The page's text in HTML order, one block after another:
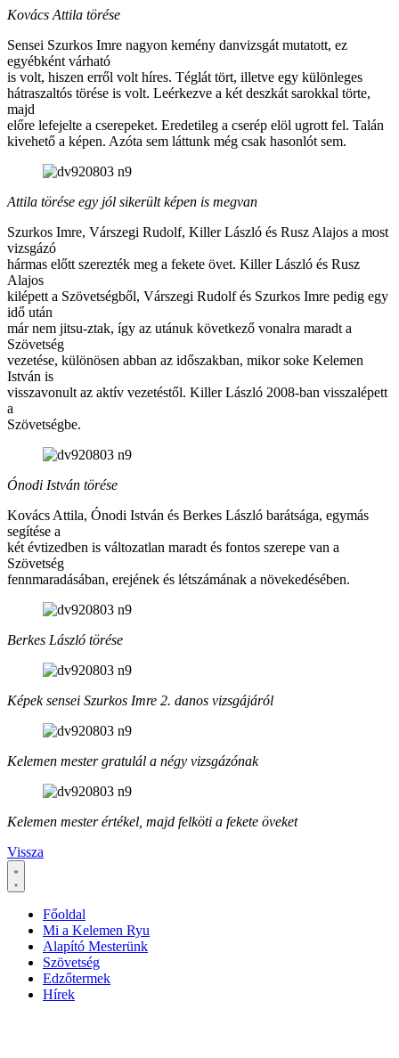
Kovács Attila törése
Sensei Szurkos Imre nagyon kemény danvizsgát mutatott, ez
egyébként várható
is volt, hiszen erről volt híres. Téglát tört, illetve egy különleges
hátraszaltós törése is volt. Leérkezve a két deszkát sarokkal törte,
majd
előre lefejelte a cserepeket. Eredetileg a cserép elöl ugrott fel. Talán
kivehető a képen. Azóta sem láttunk még csak hasonlót sem.
Attila törése egy jól sikerült képen is megvan
Szurkos Imre, Várszegi Rudolf, Killer László és Rusz Alajos a most
vizsgázó
hármas előtt szerezték meg a fekete övet. Killer László és Rusz
Alajos
kilépett a Szövetségből, Várszegi Rudolf és Szurkos Imre pedig egy
idő után
már nem jitsu-ztak, így az utánuk következő vonalra maradt a
Szövetség
vezetése, különösen abban az időszakban, mikor soke Kelemen
István is
visszavonult az aktív vezetéstől. Killer László 2008-ban visszalépett
a
Szövetségbe.
Ónodi István törése
Kovács Attila, Ónodi István és Berkes László barátsága, egymás
segítése a
két évtizedben is változatlan maradt és fontos szerepe van a
Szövetség
fennmaradásában, erejének és létszámának a növekedésében.
Berkes László törése
Képek sensei Szurkos Imre 2. danos vizsgájáról
Kelemen mester gratulál a négy vizsgázónak
Kelemen mester értékel, majd felköti a fekete öveket
Vissza
Főoldal
Mi a Kelemen Ryu
Alapító Mesterünk
Szövetség
Edzőtermek
Hírek